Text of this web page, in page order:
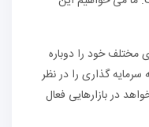
مختلف خود را دوباره
گذاری را در نظر
در بازارهایی فعال